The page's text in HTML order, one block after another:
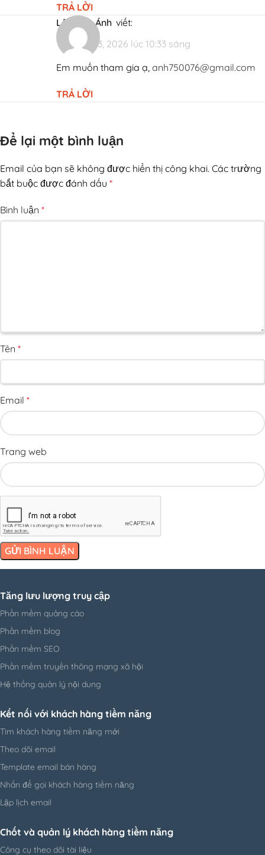
Sau khi đăng nhập, bạn chọn icon bên góc phải trên cùng
trên
côngvà truy cập vào khóa học của HubSpot Academy rồi
TRẢ LỜI
Lê Ngọc Ánh viết:
Tháng 3 13, 2026 lúc 10:33 sáng
Em muốn tham gia ạ, anh750076@gmail.com
TRẢ LỜI
Để lại một bình luận
Email của bạn sẽ không được hiển thị công khai. Các trường
bắt buộc được đánh dấu *
Bình luận *
Tên *
Email *
Trang web
Tăng lưu lượng truy cập
Phần mềm quảng cáo
Phần mềm blog
Phần mềm SEO
Phần mềm truyền thông mạng xã hội
Hệ thống quản lý nội dung
Kết nối với khách hàng tiềm năng
Tìm khách hàng tiềm năng mới
Theo dõi email
Template email bán hàng
Nhấn để gọi khách hàng tiềm năng
Lập lịch email
Chốt và quản lý khách hàng tiềm năng
Công cụ theo dõi tài liệu